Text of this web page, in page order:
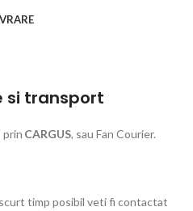
si transport
prin CARGUS, sau Fan Courier.
timp posibil veti fi contactat